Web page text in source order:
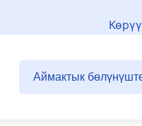
Аймактык